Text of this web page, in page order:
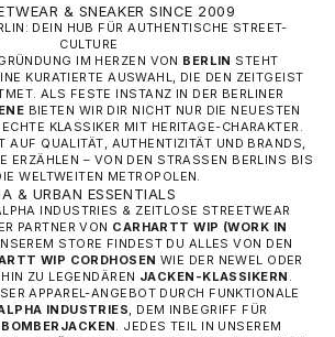
& SNEAKER SINCE 2009
DEIN HUB FÜR AUTHENTISCHE STREET-
CULTURE
IM HERZEN VON BERLIN STEHT
KURATIERTE AUSWAHL, DIE DEN ZEITGEIST
ALS FESTE INSTANZ IN DER BERLINER
BIETEN WIR DIR NICHT NUR DIE NEUESTEN
KLASSIKER MIT HERITAGE-CHARAKTER.
AUF QUALITÄT, AUTHENTIZITÄT UND BRANDS,
ERZÄHLEN – VON DEN STRASSEN BERLINS BIS I
WELTWEITEN METROPOLEN.
& URBAN ESSENTIALS
INDUSTRIES & ZEITLOSE STREETWEAR
PARTNER VON CARHARTT WIP (WORK IN
STORE FINDEST DU ALLES VON DEN
WIP CORDHOSENWIE DER NEWEL ODER
ZU LEGENDÄREN JACKEN-KLASSIKERN
APPAREL-ANGEBOT DURCH FUNKTIONALE
INDUSTRIES , DEM INBEGRIFF FÜR
BOMBERJACKEN
. JEDES TEIL IN UNSEREM